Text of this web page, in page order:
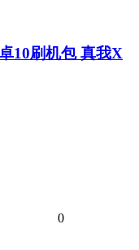
10刷机包 真我X
0